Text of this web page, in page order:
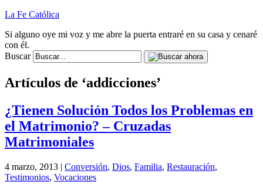
La Fe Católica
Si alguno oye mi voz y me abre la puerta entraré en su casa y cenaré
con él.
Buscar
Artículos de ‘addicciones’
¿Tienen Solución Todos los Problemas en
el Matrimonio? – Cruzadas
Matrimoniales
4 marzo, 2013 | Conversión, Dios, Familia, Restauración,
Testimonios, Vocaciones